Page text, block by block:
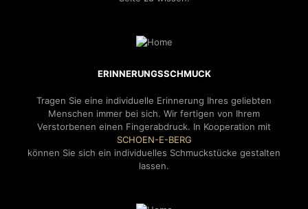
ERINNERUNGSSCHMUCK
Tragen Sie eine individuelle Erinnerung Ihres geliebten
Menschen immer bei sich. Wir fertigen von Ihrem
Verstorbenen einen Fingerabdruck. In Kooperation mit
SCHOEN-E-BERG
können Sie sich ein individuelles Schmuckstücke gestalten
lassen.